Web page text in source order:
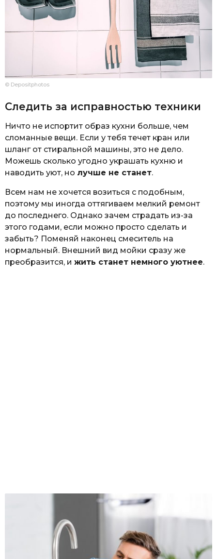
© Depositphotos
Следить за исправностью техники
Ничто не испортит образ кухни больше, чем
сломанные вещи. Если у тебя течет кран или
шланг от стиральной машины, это не дело.
Можешь сколько угодно украшать кухню и
наводить уют, но лучше не станет.
Всем нам не хочется возиться с подобным,
поэтому мы иногда оттягиваем мелкий ремонт
до последнего. Однако зачем страдать из-за
этого годами, если можно просто сделать и
забыть? Поменяй наконец смеситель на
нормальный. Внешний вид мойки сразу же
преобразится, и жить станет немного уютнее.